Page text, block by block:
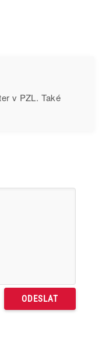
v PZL. Také